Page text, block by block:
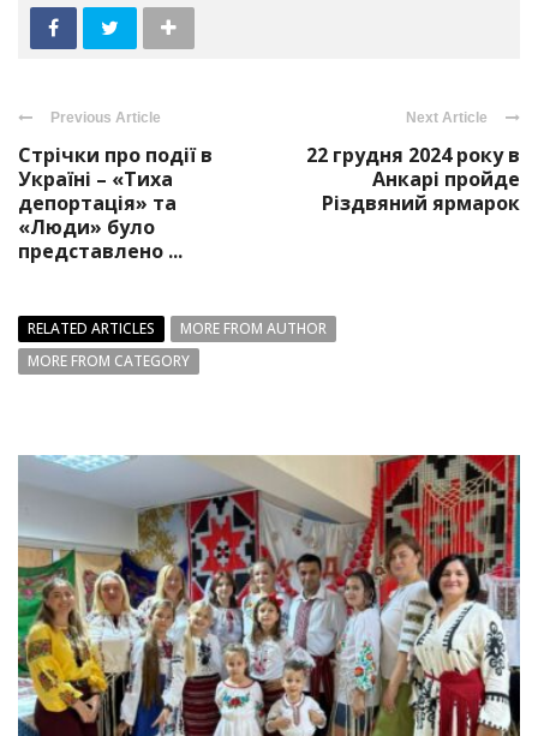
Previous Article
Стрічки про події в
Україні – «Тиха
депортація» та
«Люди» було
представлено ...
Next Article
22 грудня 2024 року в
Анкарі пройде
Різдвяний ярмарок
RELATED ARTICLES
MORE FROM AUTHOR
MORE FROM CATEGORY